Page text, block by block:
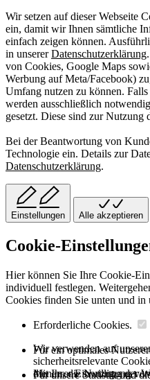
Wir setzen auf dieser Webseite
ein, damit wir Ihnen sämtliche
einfach zeigen können.
in unsererDatenschutzerklärung
von Cookies, Google Maps
Werbung auf Meta/Facebook)
Umfang nutzen zu können.
werden ausschließlich
gesetzt. Diese sind zur Nutzung
Bei der Beantwortung von
Technologie ein. Details zur
Datenschutzerklärung.
Einstellungen Alle akzeptieren
Cookie-
Hier können Sie Ihre Cookie-
individuell festlegen.
Cookies finden Sie unten und in
Erforderliche Cookies.
Wir verwenden auf
sicherheitsrelevante
dienen, die Nutzung der
Für ein optimales
Mit Ihrer Einwilligung
Für unsere Statistik und